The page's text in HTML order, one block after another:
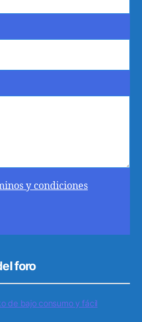
y condiciones
foro
de bajo consumo y fácil